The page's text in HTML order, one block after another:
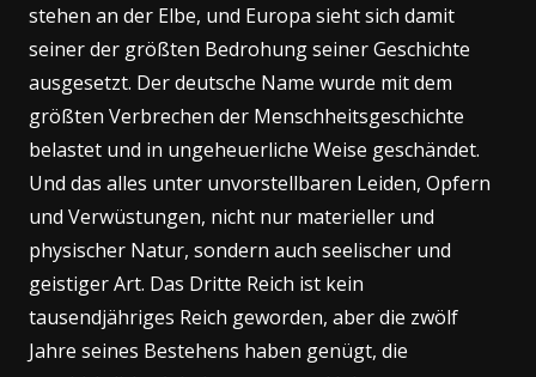
stehen an der Elbe, und Europa sieht sich damit
seiner der größten Bedrohung seiner Geschichte
ausgesetzt. Der deutsche Name wurde mit dem
größten Verbrechen der Menschheitsgeschichte
belastet und in ungeheuerliche Weise geschändet.
Und das alles unter unvorstellbaren Leiden, Opfern
und Verwüstungen, nicht nur materieller und
physischer Natur, sondern auch seelischer und
geistiger Art. Das Dritte Reich ist kein
tausendjähriges Reich geworden, aber die zwölf
Jahre seines Bestehens haben genügt, die